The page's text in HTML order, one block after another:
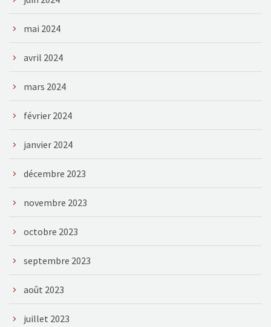
mai 2024
avril 2024
mars 2024
février 2024
janvier 2024
décembre 2023
novembre 2023
octobre 2023
septembre 2023
août 2023
juillet 2023